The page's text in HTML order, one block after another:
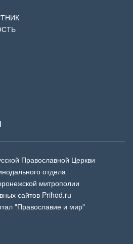
Православной Церкви
отдела
митрополии
сайтов Prihod.ru
"Православие и мир"